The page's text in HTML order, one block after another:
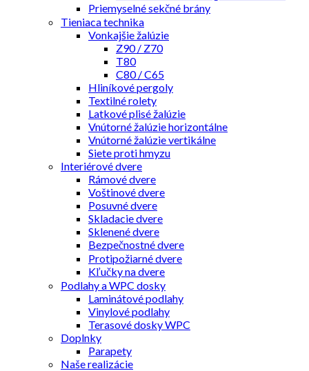
Priemyselné sekčné brány
Tieniaca technika
Vonkajšie žalúzie
Z90 / Z70
T80
C80 / C65
Hliníkové pergoly
Textilné rolety
Latkové plisé žalúzie
Vnútorné žalúzie horizontálne
Vnútorné žalúzie vertikálne
Siete proti hmyzu
Interiérové dvere
Rámové dvere
Voštinové dvere
Posuvné dvere
Skladacie dvere
Sklenené dvere
Bezpečnostné dvere
Protipožiarné dvere
Kľučky na dvere
Podlahy a WPC dosky
Laminátové podlahy
Vinylové podlahy
Terasové dosky WPC
Doplnky
Parapety
Naše realizácie